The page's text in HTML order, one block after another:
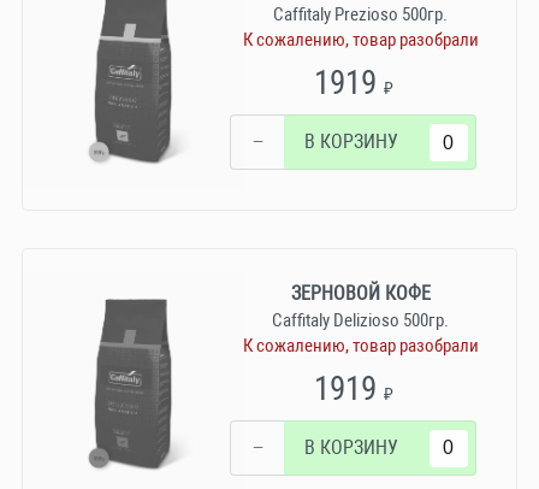
Caffitaly Prezioso 500гр.
К сожалению, товар разобрали
1919 ₽
− В КОРЗИНУ
ЗЕРНОВОЙ КОФЕ
Caffitaly Delizioso 500гр.
К сожалению, товар разобрали
1919 ₽
− В КОРЗИНУ